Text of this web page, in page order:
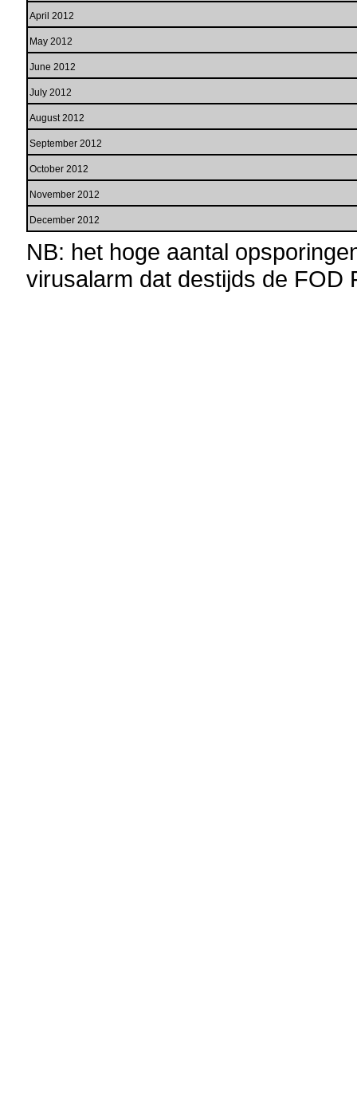
April 2012
May 2012
June 2012
July 2012
August 2012
September 2012
October 2012
November 2012
December 2012
NB: het hoge aantal
virusalarm dat destijds de FOD